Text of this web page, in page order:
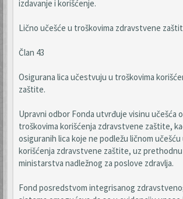
izdavanje i korišćenje.
Lično učešće u troškovima zdravstvene
Član 43
Osigurana lica učestvuju u troškovima
zaštite.
Upravni odbor Fonda utvrđuje visinu učešća
troškovima korišćenja zdravstvene zaštite,
osiguranih lica koje ne podležu ličnom
korišćenja zdravstvene zaštite, uz
ministarstva nadležnog za poslove zdravlja.
Fond posredstvom integrisanog